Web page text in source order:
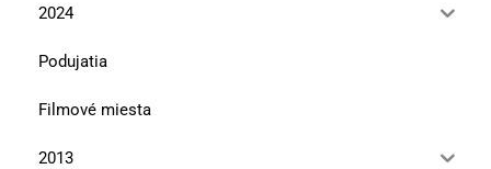
2024
Podujatia
Filmové miesta
2013